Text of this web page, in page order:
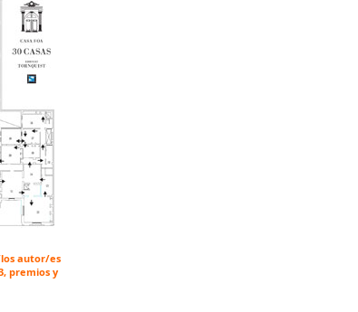
autor/es
premios y